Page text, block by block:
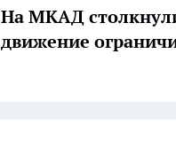
На МКАД
движение